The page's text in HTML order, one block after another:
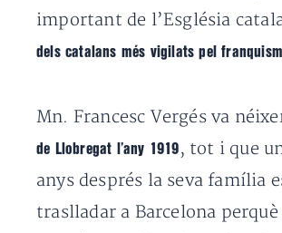
important de l’Església
dels catalans més vigilats pel
Mn. Francesc Vergés va
de Llobregat l’any 1919 , tot i que
anys després la seva família
traslladar a Barcelona